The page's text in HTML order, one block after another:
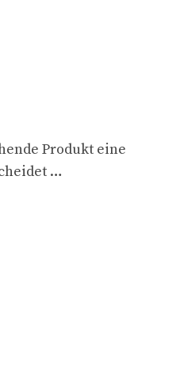
Produkt eine
…